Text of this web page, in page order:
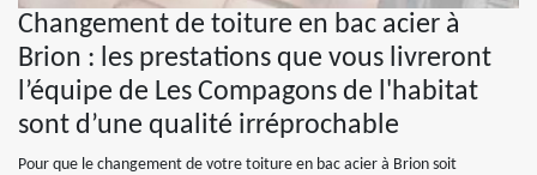
Changement de toiture en bac acier à
Brion : les prestations que vous livreront
l’équipe de Les Compagons de l'habitat
sont d’une qualité irréprochable
Pour que le changement de votre toiture en bac acier à Brion soit